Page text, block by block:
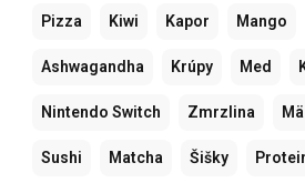
Pizza Kiwi Kapor Mango
Ashwagandha Krúpy Med
Nintendo Switch Zmrzlina
Sushi Matcha Šišky